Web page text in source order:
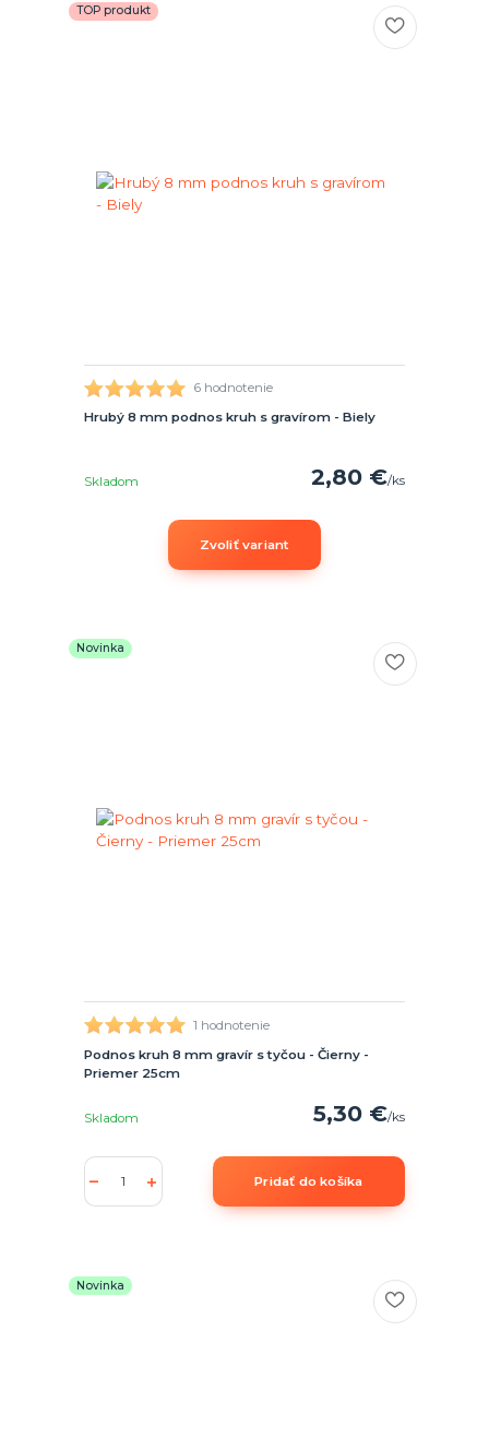
TOP produkt
6 hodnotenie
Hrubý 8 mm podnos kruh s gravírom - Biely
2,80 €/ks
Skladom
Zvoliť variant
Novinka
1 hodnotenie
Podnos kruh 8 mm gravír s tyčou - Čierny -
Priemer 25cm
5,30 €/ks
Skladom
Pridať do košíka
Novinka